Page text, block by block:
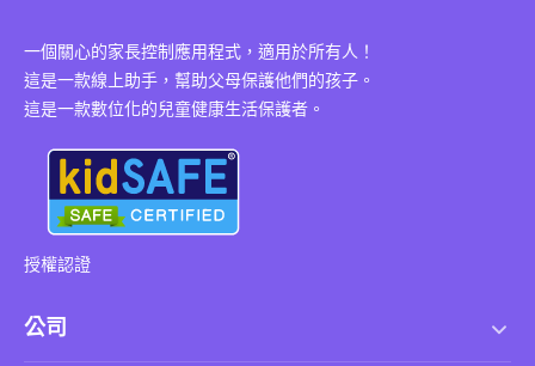
一個關心的家長控制應用程式，適用於所有人！
這是一款線上助手，幫助父母保護他們的孩子。
這是一款數位化的兒童健康生活保護者。
授權認證
公司